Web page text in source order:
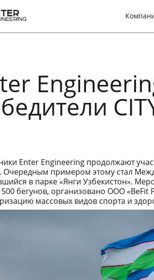
Enter Engineering продолжают
Очередным примером этому стал
в парке «Янги Узбекистон».
бегунов, организовано ООО «BeFit
массовых видов спорта и